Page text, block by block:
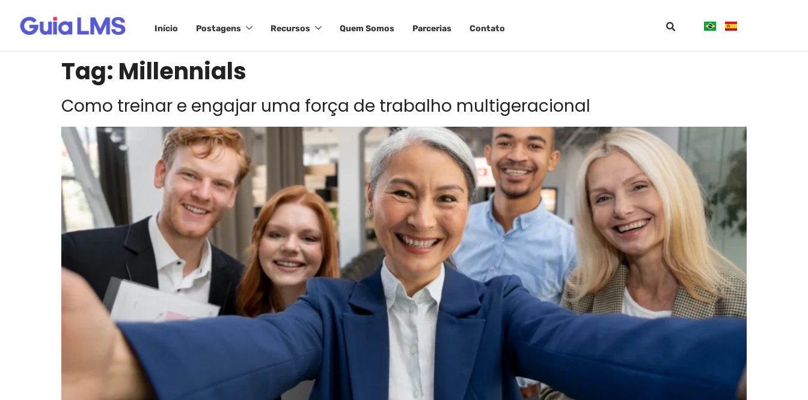
Início Postagens Recursos Quem Somos Parcerias Contato
Tag: Millennials
Como treinar e engajar uma força de trabalho multigeracional